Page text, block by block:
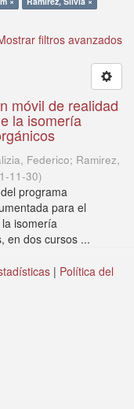
filtros avanzados
móvil de realidad
la isomería
Federico; Ramirez,
11-30)
programa
para el
isomería
en dos cursos ...
| Política del